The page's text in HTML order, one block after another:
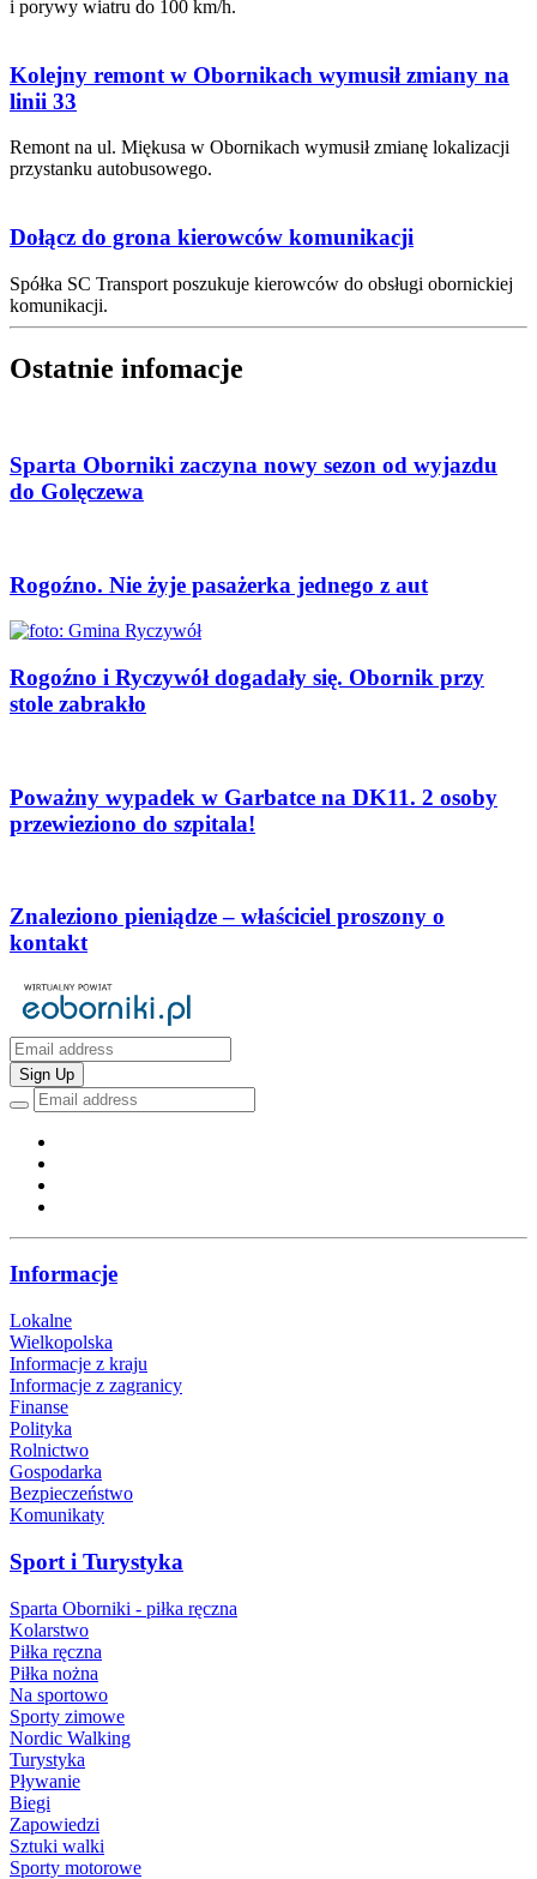
i porywy wiatru do 100 km/h.
Kolejny remont w Obornikach wymusił zmiany na
linii 33
Remont na ul. Miękusa w Obornikach wymusił zmianę lokalizacji
przystanku autobusowego.
Dołącz do grona kierowców komunikacji
Spółka SC Transport poszukuje kierowców do obsługi obornickiej
komunikacji.
Ostatnie infomacje
Sparta Oborniki zaczyna nowy sezon od wyjazdu
do Golęczewa
Rogoźno. Nie żyje pasażerka jednego z aut
Rogoźno i Ryczywół dogadały się. Obornik przy
stole zabrakło
Poważny wypadek w Garbatce na DK11. 2 osoby
przewieziono do szpitala!
Znaleziono pieniądze – właściciel proszony o
kontakt
Sign Up
Informacje
Lokalne
Wielkopolska
Informacje z kraju
Informacje z zagranicy
Finanse
Polityka
Rolnictwo
Gospodarka
Bezpieczeństwo
Komunikaty
Sport i Turystyka
Sparta Oborniki - piłka ręczna
Kolarstwo
Piłka ręczna
Piłka nożna
Na sportowo
Sporty zimowe
Nordic Walking
Turystyka
Pływanie
Biegi
Zapowiedzi
Sztuki walki
Sporty motorowe